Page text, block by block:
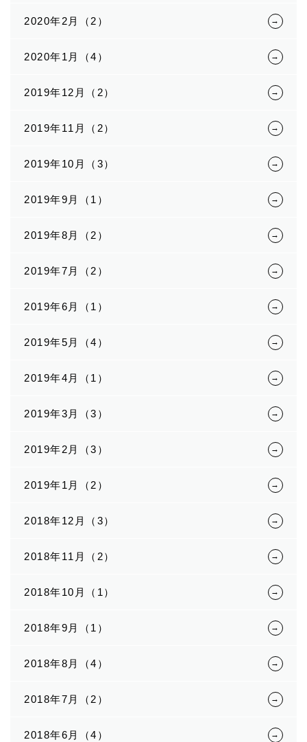
2020年2月（2）
2020年1月（4）
2019年12月（2）
2019年11月（2）
2019年10月（3）
2019年9月（1）
2019年8月（2）
2019年7月（2）
2019年6月（1）
2019年5月（4）
2019年4月（1）
2019年3月（3）
2019年2月（3）
2019年1月（2）
2018年12月（3）
2018年11月（2）
2018年10月（1）
2018年9月（1）
2018年8月（4）
2018年7月（2）
2018年6月（4）